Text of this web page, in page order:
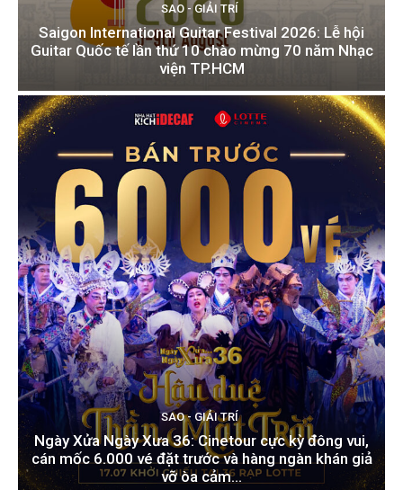
SAO - GIẢI TRÍ
Saigon International Guitar Festival 2026: Lễ hội
Guitar Quốc tế lần thứ 10 chào mừng 70 năm Nhạc
viện TP.HCM
SAO - GIẢI TRÍ
Ngày Xửa Ngày Xưa 36: Cinetour cực kỳ đông vui,
cán mốc 6.000 vé đặt trước và hàng ngàn khán giả
vỡ òa cảm...